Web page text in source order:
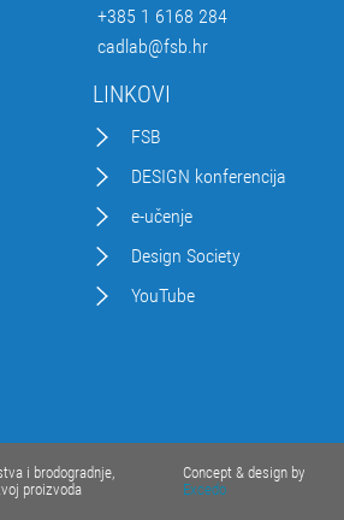
+385 1 6168 284
cadlab@fsb.hr
LINKOVI
FSB
DESIGN konferencija
e-učenje
Design Society
YouTube
i brodogradnje,
proizvoda
Concept & design by
Excedo